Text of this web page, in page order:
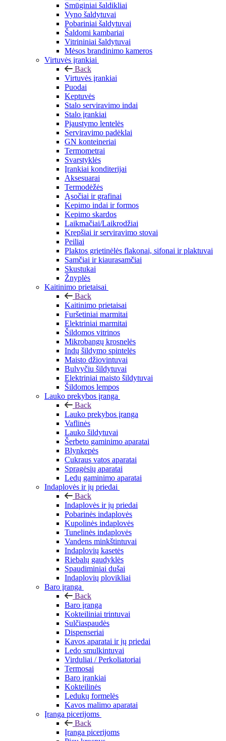
Smūginiai šaldikliai
Vyno šaldytuvai
Pobariniai šaldytuvai
Šaldomi kambariai
Vitrininiai šaldytuvai
Mėsos brandinimo kameros
Virtuvės įrankiai
Back
Virtuvės įrankiai
Puodai
Keptuvės
Stalo serviravimo indai
Stalo įrankiai
Pjaustymo lentelės
Serviravimo padėklai
GN konteineriai
Termometrai
Svarstyklės
Įrankiai konditerijai
Aksesuarai
Termodėžės
Ąsočiai ir grafinai
Kepimo indai ir formos
Kepimo skardos
Laikmačiai/Laikrodžiai
Krepšiai ir serviravimo stovai
Peiliai
Plaktos grietinėlės flakonai, sifonai ir plaktuvai
Samčiai ir kiaurasamčiai
Skustukai
Žnyplės
Kaitinimo prietaisai
Back
Kaitinimo prietaisai
Furšetiniai marmitai
Elektriniai marmitai
Šildomos vitrinos
Mikrobangų krosnelės
Indų šildymo spintelės
Maisto džiovintuvai
Bulvyčiu šildytuvai
Elektriniai maisto šildytuvai
Šildomos lempos
Lauko prekybos įranga
Back
Lauko prekybos įranga
Vaflinės
Lauko šildytuvai
Šerbeto gaminimo aparatai
Blynkepės
Cukraus vatos aparatai
Spragėsių aparatai
Ledų gaminimo aparatai
Indaplovės ir jų priedai
Back
Indaplovės ir jų priedai
Pobarinės indaplovės
Kupolinės indaplovės
Tunelinės indaplovės
Vandens minkštintuvai
Indaplovių kasetės
Riebalų gaudyklės
Spaudiminiai dušai
Indaplovių plovikliai
Baro įranga
Back
Baro įranga
Kokteiliniai trintuvai
Sulčiaspaudės
Dispenseriai
Kavos aparatai ir jų priedai
Ledo smulkintuvai
Virduliai / Perkoliatoriai
Termosai
Baro įrankiai
Kokteilinės
Ledukų formelės
Kavos malimo aparatai
Įranga picerijoms
Back
Įranga picerijoms